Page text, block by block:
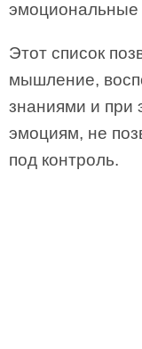
Этот список
мышление,
знаниями и при
эмоциям, не
под контроль.